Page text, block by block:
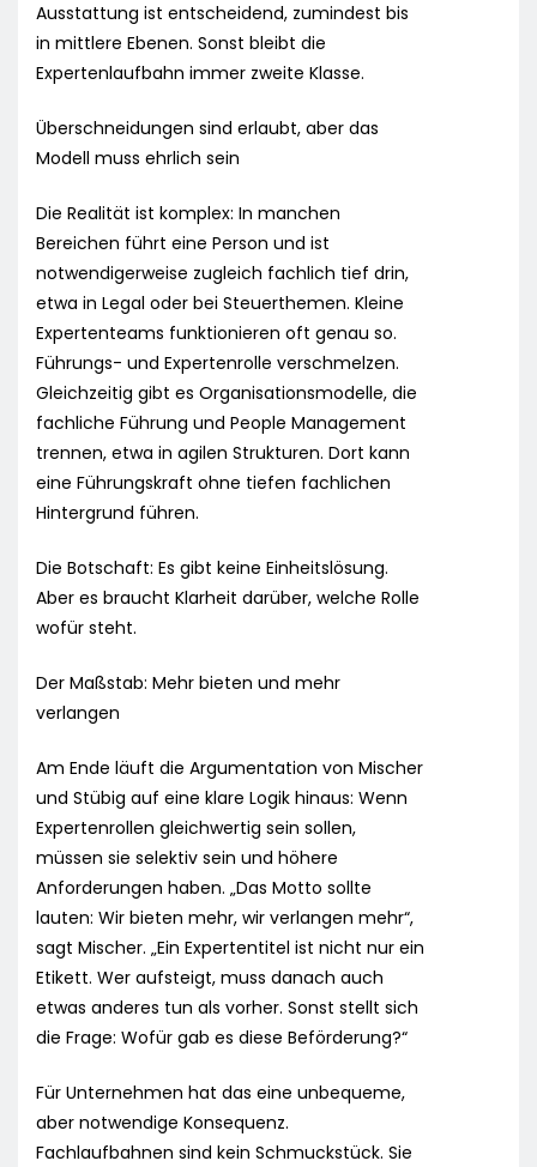
Ausstattung ist entscheidend, zumindest bis
in mittlere Ebenen. Sonst bleibt die
Expertenlaufbahn immer zweite Klasse.
Überschneidungen sind erlaubt, aber das
Modell muss ehrlich sein
Die Realität ist komplex: In manchen
Bereichen führt eine Person und ist
notwendigerweise zugleich fachlich tief drin,
etwa in Legal oder bei Steuerthemen. Kleine
Expertenteams funktionieren oft genau so.
Führungs- und Expertenrolle verschmelzen.
Gleichzeitig gibt es Organisationsmodelle, die
fachliche Führung und People Management
trennen, etwa in agilen Strukturen. Dort kann
eine Führungskraft ohne tiefen fachlichen
Hintergrund führen.
Die Botschaft: Es gibt keine Einheitslösung.
Aber es braucht Klarheit darüber, welche Rolle
wofür steht.
Der Maßstab: Mehr bieten und mehr
verlangen
Am Ende läuft die Argumentation von Mischer
und Stübig auf eine klare Logik hinaus: Wenn
Expertenrollen gleichwertig sein sollen,
müssen sie selektiv sein und höhere
Anforderungen haben. „Das Motto sollte
lauten: Wir bieten mehr, wir verlangen mehr“,
sagt Mischer. „Ein Expertentitel ist nicht nur ein
Etikett. Wer aufsteigt, muss danach auch
etwas anderes tun als vorher. Sonst stellt sich
die Frage: Wofür gab es diese Beförderung?“
Für Unternehmen hat das eine unbequeme,
aber notwendige Konsequenz.
Fachlaufbahnen sind kein Schmuckstück. Sie